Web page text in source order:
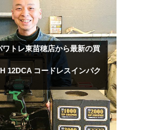
ワトレ東苗穂店から最新の買
12DCA コードレスインパク